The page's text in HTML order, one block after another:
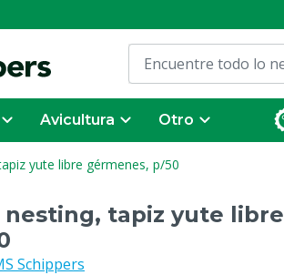
Avicultura Otro
yute libre gérmenes, p/50
nesting, tapiz yute libre
Schippers